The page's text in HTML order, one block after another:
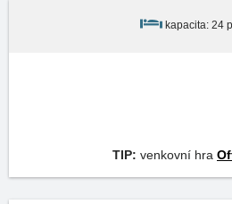
kapacita: 24
TIP: venkovní hra